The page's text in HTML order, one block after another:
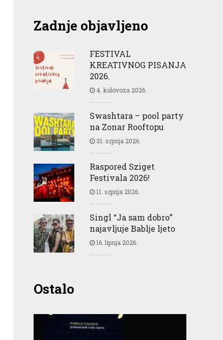
Zadnje objavljeno
FESTIVAL
KREATIVNOG PISANJA
2026.
4. kolovoza 2026.
Swashtara – pool party
na Zonar Rooftopu
31. srpnja 2026.
Raspored Sziget
Festivala 2026!
11. srpnja 2026.
Singl “Ja sam dobro”
najavljuje Bablje ljeto
16. lipnja 2026.
Ostalo